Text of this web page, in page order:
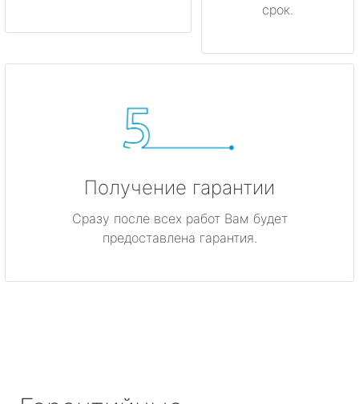
срок.
Получение гарантии
Сразу после всех работ Вам будет
предоставлена гарантия.